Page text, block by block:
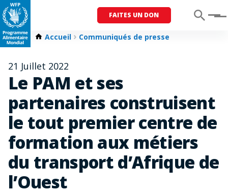
FAITES UN DON Menu
Accueil Communiqués de presse
21 Juillet 2022
Le PAM et ses
partenaires construisent
le tout premier centre de
formation aux métiers
du transport d’Afrique de
l’Ouest